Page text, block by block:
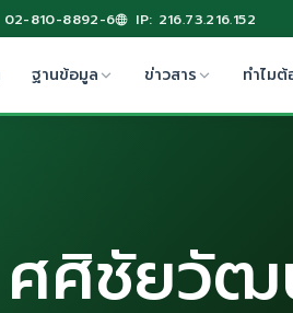
02-810-8892-6 IP: 216.73.216.152
ฐานข้อมูล ข่าวสาร ทำไมต้
ศิชัยวัฒ